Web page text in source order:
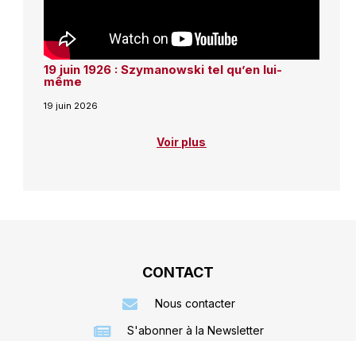
19 juin 1926 : Szymanowski tel qu’en lui-
même
19 juin 2026
Voir plus
CONTACT
Nous contacter
S'abonner à la Newsletter